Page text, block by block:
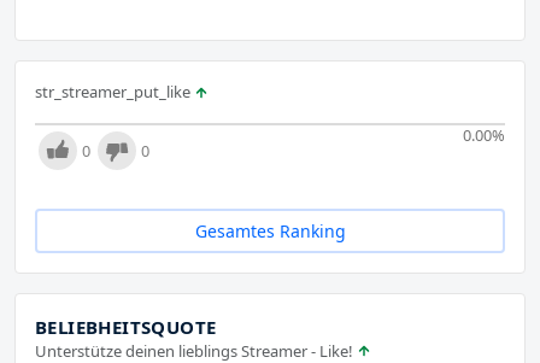
str_streamer_put_like
0.00%
0 0
Gesamtes Ranking
BELIEBHEITSQUOTE
Unterstütze deinen lieblings Streamer - Like!